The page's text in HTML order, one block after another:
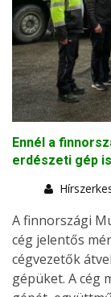
Ennél a
erdészeti gép
A finnországi
cég jelentős
cégvezetők
gépüket. A cég